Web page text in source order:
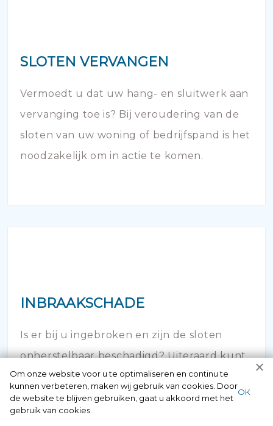
SLOTEN VERVANGEN
Vermoedt u dat uw hang- en sluitwerk aan
vervanging toe is? Bij veroudering van de
sloten van uw woning of bedrijfspand is het
noodzakelijk om in actie te komen.
INBRAAKSCHADE
Is er bij u ingebroken en zijn de sloten
onherstelbaar beschadigd? Uiteraard kunt
u hier 24/7 bij ons terecht.
Om onze website voor u te optimaliseren en continu te
kunnen verbeteren, maken wij gebruik van cookies. Door
de website te blijven gebruiken, gaat u akkoord met het
gebruik van cookies.
ОК